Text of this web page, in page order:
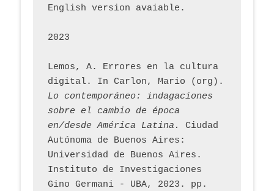
English version avaiable.
2023
Lemos, A. Errores en la cultura
Lo contemporáneo: indagaciones
sobre el cambio de época
en/desde América Latina.
Ciudad
Autónoma de Buenos Aires:
Universidad de Buenos Aires.
Instituto de Investigaciones
Gino Germani - UBA, 2023. pp.